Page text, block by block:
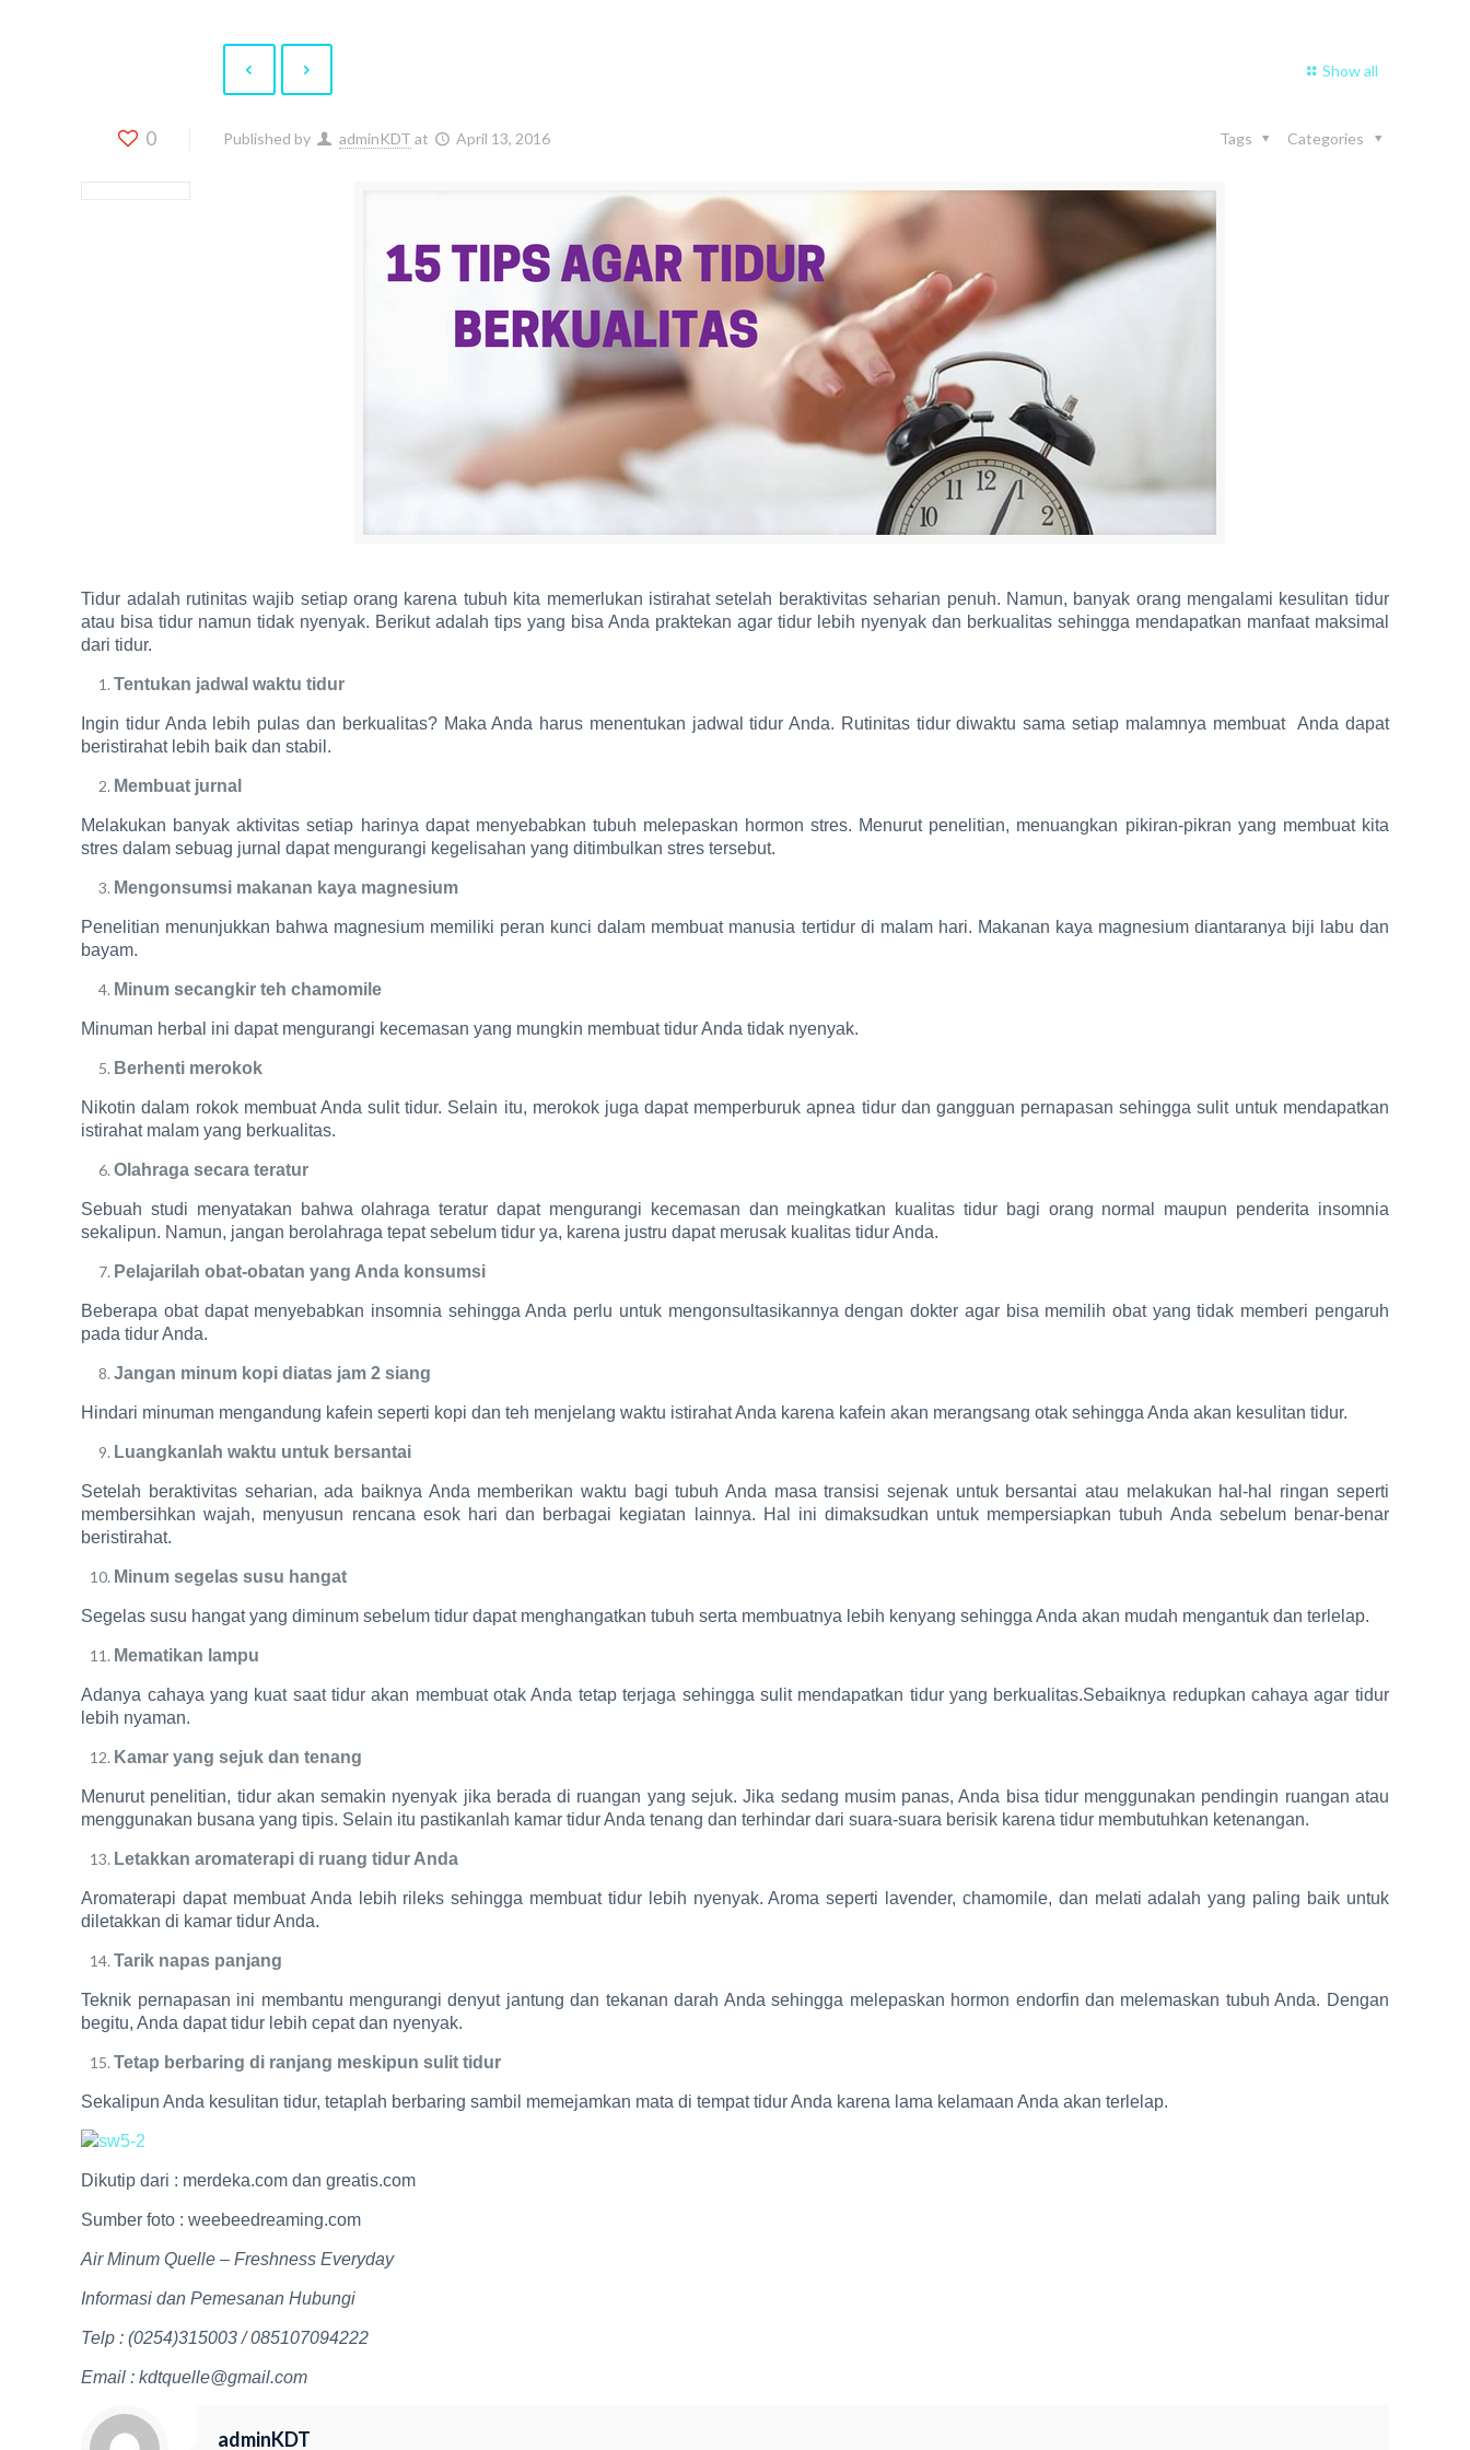
Show all
0 Published by adminKDT at April 13, 2016 Categories
Tags
Tidur adalah rutinitas wajib setiap orang karena tubuh kita memerlukan istirahat setelah beraktivitas seharian penuh. Namun, banyak orang mengalami kesulitan tidur
atau bisa tidur namun tidak nyenyak. Berikut adalah tips yang bisa Anda praktekan agar tidur lebih nyenyak dan berkualitas sehingga mendapatkan manfaat maksimal
dari tidur.
Tentukan jadwal waktu tidur
Ingin tidur Anda lebih pulas dan berkualitas? Maka Anda harus menentukan jadwal tidur Anda. Rutinitas tidur diwaktu sama setiap malamnya membuat Anda dapat
beristirahat lebih baik dan stabil.
Membuat jurnal
Melakukan banyak aktivitas setiap harinya dapat menyebabkan tubuh melepaskan hormon stres. Menurut penelitian, menuangkan pikiran-pikran yang membuat kita
stres dalam sebuag jurnal dapat mengurangi kegelisahan yang ditimbulkan stres tersebut.
Mengonsumsi makanan kaya magnesium
Penelitian menunjukkan bahwa magnesium memiliki peran kunci dalam membuat manusia tertidur di malam hari. Makanan kaya magnesium diantaranya biji labu dan
bayam.
Minum secangkir teh chamomile
Minuman herbal ini dapat mengurangi kecemasan yang mungkin membuat tidur Anda tidak nyenyak.
Berhenti merokok
Nikotin dalam rokok membuat Anda sulit tidur. Selain itu, merokok juga dapat memperburuk apnea tidur dan gangguan pernapasan sehingga sulit untuk mendapatkan
istirahat malam yang berkualitas.
Olahraga secara teratur
Sebuah studi menyatakan bahwa olahraga teratur dapat mengurangi kecemasan dan meingkatkan kualitas tidur bagi orang normal maupun penderita insomnia
sekalipun. Namun, jangan berolahraga tepat sebelum tidur ya, karena justru dapat merusak kualitas tidur Anda.
Pelajarilah obat-obatan yang Anda konsumsi
Beberapa obat dapat menyebabkan insomnia sehingga Anda perlu untuk mengonsultasikannya dengan dokter agar bisa memilih obat yang tidak memberi pengaruh
pada tidur Anda.
Jangan minum kopi diatas jam 2 siang
Hindari minuman mengandung kafein seperti kopi dan teh menjelang waktu istirahat Anda karena kafein akan merangsang otak sehingga Anda akan kesulitan tidur.
Luangkanlah waktu untuk bersantai
Setelah beraktivitas seharian, ada baiknya Anda memberikan waktu bagi tubuh Anda masa transisi sejenak untuk bersantai atau melakukan hal-hal ringan seperti
membersihkan wajah, menyusun rencana esok hari dan berbagai kegiatan lainnya. Hal ini dimaksudkan untuk mempersiapkan tubuh Anda sebelum benar-benar
beristirahat.
Minum segelas susu hangat
Segelas susu hangat yang diminum sebelum tidur dapat menghangatkan tubuh serta membuatnya lebih kenyang sehingga Anda akan mudah mengantuk dan terlelap.
Mematikan lampu
Adanya cahaya yang kuat saat tidur akan membuat otak Anda tetap terjaga sehingga sulit mendapatkan tidur yang berkualitas.Sebaiknya redupkan cahaya agar tidur
lebih nyaman.
Kamar yang sejuk dan tenang
Menurut penelitian, tidur akan semakin nyenyak jika berada di ruangan yang sejuk. Jika sedang musim panas, Anda bisa tidur menggunakan pendingin ruangan atau
menggunakan busana yang tipis. Selain itu pastikanlah kamar tidur Anda tenang dan terhindar dari suara-suara berisik karena tidur membutuhkan ketenangan.
Letakkan aromaterapi di ruang tidur Anda
Aromaterapi dapat membuat Anda lebih rileks sehingga membuat tidur lebih nyenyak. Aroma seperti lavender, chamomile, dan melati adalah yang paling baik untuk
diletakkan di kamar tidur Anda.
Tarik napas panjang
Teknik pernapasan ini membantu mengurangi denyut jantung dan tekanan darah Anda sehingga melepaskan hormon endorfin dan melemaskan tubuh Anda. Dengan
begitu, Anda dapat tidur lebih cepat dan nyenyak.
Tetap berbaring di ranjang meskipun sulit tidur
Sekalipun Anda kesulitan tidur, tetaplah berbaring sambil memejamkan mata di tempat tidur Anda karena lama kelamaan Anda akan terlelap.
Dikutip dari : merdeka.com dan greatis.com
Sumber foto : weebeedreaming.com
Air Minum Quelle – Freshness Everyday
Informasi dan Pemesanan Hubungi
Telp : (0254)315003 / 085107094222
Email : kdtquelle@gmail.com
adminKDT